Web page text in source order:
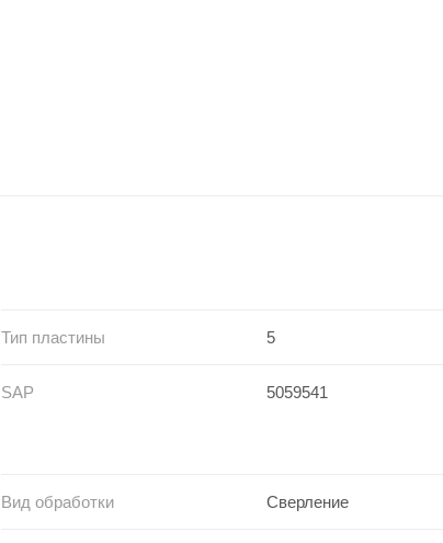
Тип пластины 5
SAP 5059541
Вид обработки Сверление